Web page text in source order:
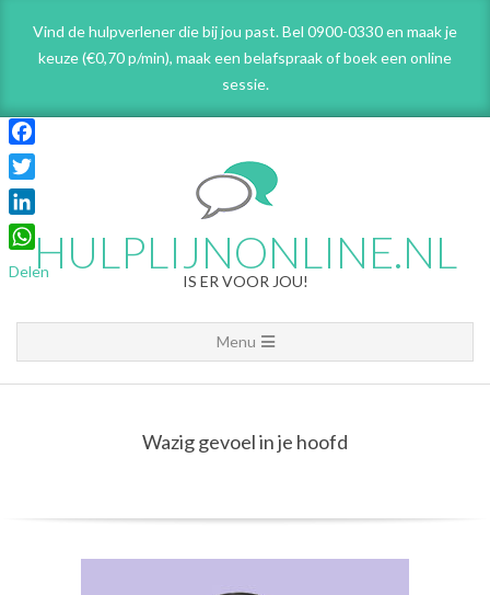
content
Vind de hulpverlener die bij jou past. Bel 0900-0330 en maak je
keuze (€0,70 p/min), maak een belafspraakof boek een online
sessie.
HULPLIJNONLINE.NL
IS ER VOOR JOU!
Navigation
Menu
Menu
Wazig gevoel in je hoofd
Facebook
Twitter
LinkedIn
WhatsApp
Delen